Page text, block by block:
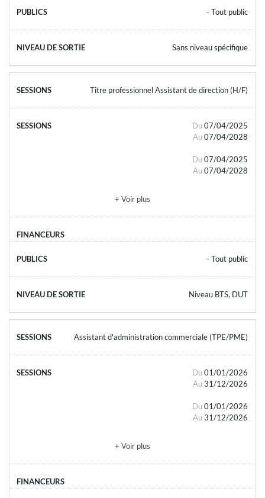
- Tout public
Sans niveau spécifique
Titre professionnel Assistant de direction (H/F)
Du 07/04/2025
Au 07/04/2028
Du 07/04/2025
Au 07/04/2028
+ Voir plus
- Tout public
Niveau BTS, DUT
Assistant d'administration commerciale (TPE/PME)
Du 01/01/2026
Au 31/12/2026
Du 01/01/2026
Au 31/12/2026
+ Voir plus